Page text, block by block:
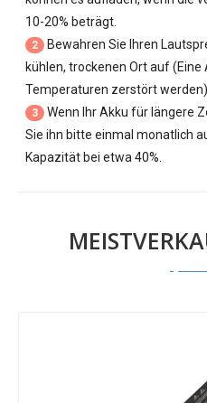
10-20% beträgt.
2
Bewahren Sie Ihren
kühlen, trockenen Ort auf (Eine
Temperaturen zerstört werden).
3
Wenn Ihr Akku für längere
Sie ihn bitte einmal monatlich
Kapazität bei etwa 40%.